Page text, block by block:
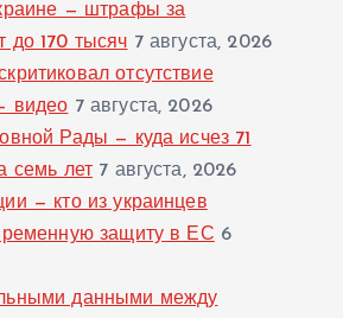
— штрафы за
до 170 тысяч 7 августа, 2026
отсутствие
видео 7 августа, 2026
Рады — куда исчез 71
семь лет 7 августа, 2026
— кто из украинцев
защиту в ЕС 6
данными между